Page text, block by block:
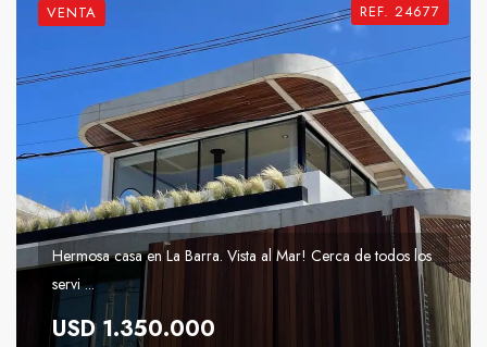
VENTA REF. 24677
Hermosa casa en La Barra. Vista al Mar! Cerca de todos los
servi ...
USD 1.350.000